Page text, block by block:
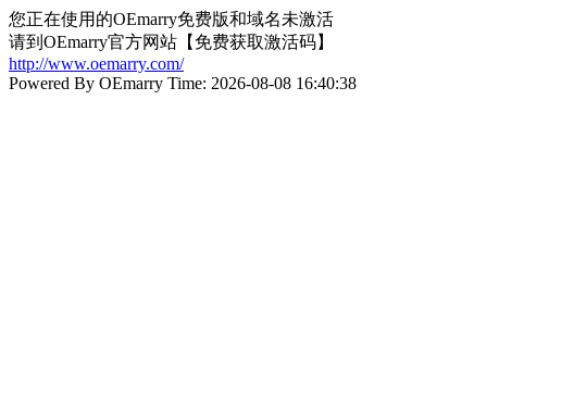
您正在使用的OEmarry免费版和域名未激活
请到OEmarry官方网站【免费获取激活码】
http://www.oemarry.com/
Powered By OEmarry Time: 2026-08-08 16:40:38